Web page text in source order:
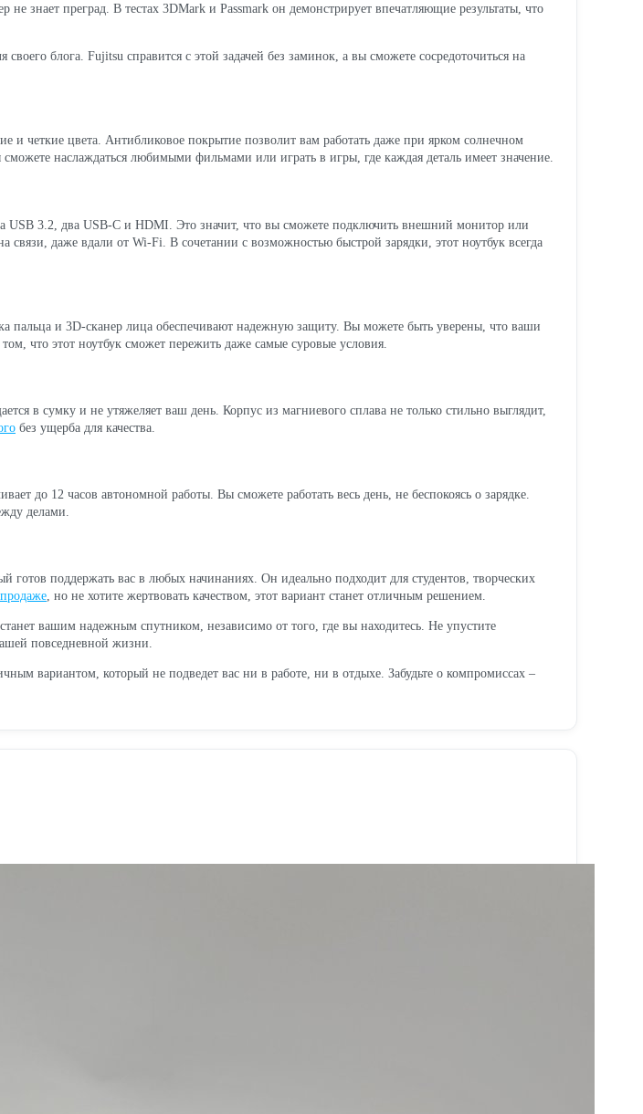
знает преград. В тестах 3DMark и Passmark он демонстрирует впечатляющие результаты, что
блога. Fujitsu справится с этой задачей без заминок, а вы сможете сосредоточиться на
четкие цвета. Антибликовое покрытие позволит вам работать даже при ярком солнечном
наслаждаться любимыми фильмами или играть в игры, где каждая деталь имеет значение.
USB 3.2, два USB-C и HDMI. Это значит, что вы сможете подключить внешний монитор или
даже вдали от Wi-Fi. В сочетании с возможностью быстрой зарядки, этот ноутбук всегда
пальца и 3D-сканер лица обеспечивают надежную защиту. Вы можете быть уверены, что ваши
что этот ноутбук сможет пережить даже самые суровые условия.
в сумку и не утяжеляет ваш день. Корпус из магниевого сплава не только стильно выглядит,
без ущерба для качества.
до 12 часов автономной работы. Вы сможете работать весь день, не беспокоясь о зарядке.
делами.
поддержать вас в любых начинаниях. Он идеально подходит для студентов, творческих
, но не хотите жертвовать качеством, этот вариант станет отличным решением.
вашим надежным спутником, независимо от того, где вы находитесь. Не упустите
повседневной жизни.
вариантом, который не подведет вас ни в работе, ни в отдыхе. Забудьте о компромиссах –